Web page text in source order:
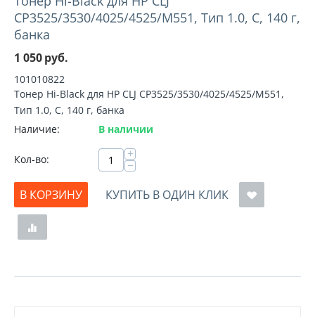
CP3525/3530/4025/4525/M551, Тип 1.0, C, 140 г,
банка
1 050руб.
101010822
Тонер Hi-Black для HP CLJ CP3525/3530/4025/4525/M551,
Тип 1.0, C, 140 г, банка
Наличие:
В наличии
Кол-во: +
−
В КОРЗИНУ
КУПИТЬ В ОДИН КЛИК